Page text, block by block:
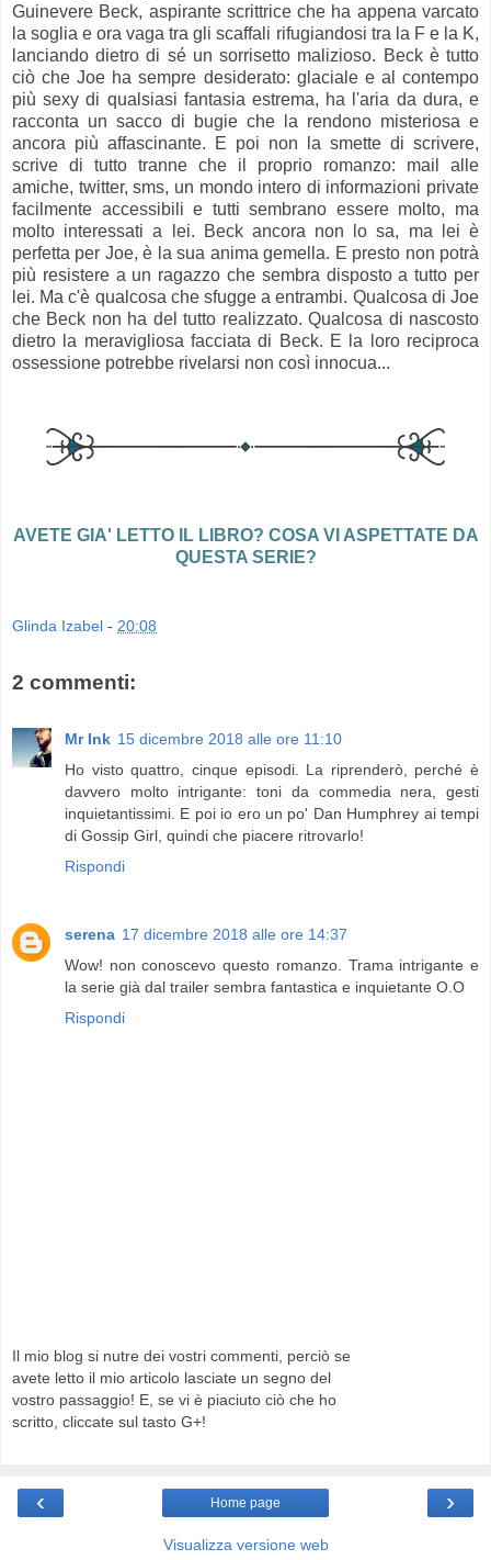
Guinevere Beck, aspirante scrittrice che ha appena varcato
la soglia e ora vaga tra gli scaffali rifugiandosi tra la F e la K,
lanciando dietro di sé un sorrisetto malizioso. Beck è tutto
ciò che Joe ha sempre desiderato: glaciale e al contempo
più sexy di qualsiasi fantasia estrema, ha l'aria da dura, e
racconta un sacco di bugie che la rendono misteriosa e
ancora più affascinante. E poi non la smette di scrivere,
scrive di tutto tranne che il proprio romanzo: mail alle
amiche, twitter, sms, un mondo intero di informazioni private
facilmente accessibili e tutti sembrano essere molto, ma
molto interessati a lei. Beck ancora non lo sa, ma lei è
perfetta per Joe, è la sua anima gemella. E presto non potrà
più resistere a un ragazzo che sembra disposto a tutto per
lei. Ma c'è qualcosa che sfugge a entrambi. Qualcosa di Joe
che Beck non ha del tutto realizzato. Qualcosa di nascosto
dietro la meravigliosa facciata di Beck. E la loro reciproca
ossessione potrebbe rivelarsi non così innocua...
AVETE GIA' LETTO IL LIBRO? COSA VI ASPETTATE DA
QUESTA SERIE?
Glinda Izabel - 20:08
2 commenti:
Mr Ink 15 dicembre 2018 alle ore 11:10
Ho visto quattro, cinque episodi. La riprenderò, perché è
davvero molto intrigante: toni da commedia nera, gesti
inquietantissimi. E poi io ero un po' Dan Humphrey ai tempi
di Gossip Girl, quindi che piacere ritrovarlo!
Rispondi
serena 17 dicembre 2018 alle ore 14:37
Wow! non conoscevo questo romanzo. Trama intrigante e
la serie già dal trailer sembra fantastica e inquietante O.O
Rispondi
Il mio blog si nutre dei vostri commenti, perciò se
avete letto il mio articolo lasciate un segno del
vostro passaggio! E, se vi è piaciuto ciò che ho
scritto, cliccate sul tasto G+!
‹ ›
Home page
Visualizza versione web